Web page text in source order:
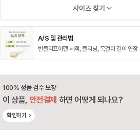
사이즈 찾기
A/S 및 관리법
반클리프아펠 세척, 클리닝, 목걸이 길이 연장
100% 정품 검수 보장
이 상품, 안전결제 하면 어떻게 되나요?
확인하기